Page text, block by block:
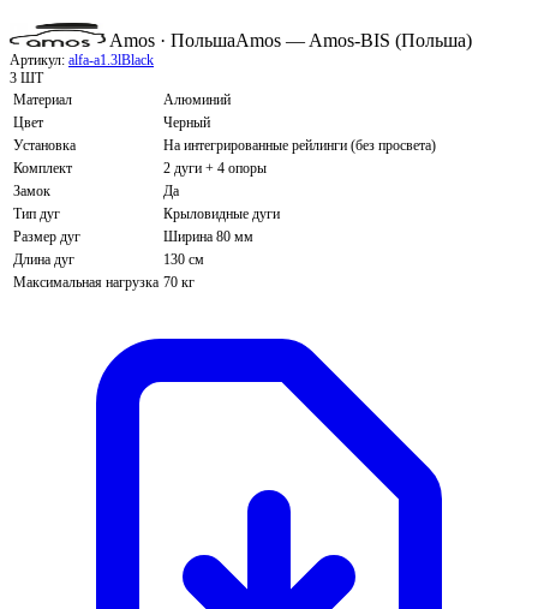
Amos · ПольшаAmos — Amos-BIS (Польша)
Артикул: alfa-a1.3lBlack
3 ШТ
Материал
Алюминий
Цвет
Черный
Установка
На интегрированные рейлинги (без просвета)
Комплект
2 дуги + 4 опоры
Замок
Да
Тип дуг
Крыловидные дуги
Размер дуг
Ширина 80 мм
Длина дуг
130 см
Максимальная нагрузка 70 кг